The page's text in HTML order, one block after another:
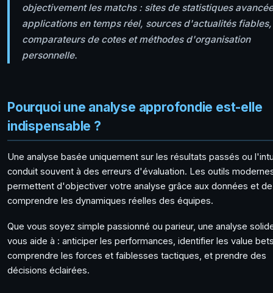
objectivement les matchs : sites de statistiques
applications en temps réel, sources d'actualités fiables,
comparateurs de cotes et méthodes d'organisation
personnelle.
Pourquoi une analyse approfondie est-elle
indispensable ?
Une analyse basée uniquement sur les résultats passés ou
conduit souvent à des erreurs d'évaluation. Les outils
permettent d'objectiver votre analyse grâce aux données et de
comprendre les dynamiques réelles des équipes.
Que vous soyez simple passionné ou parieur, une analyse
vous aide à : anticiper les performances, identifier les value
comprendre les forces et faiblesses tactiques, et prendre des
décisions éclairées.